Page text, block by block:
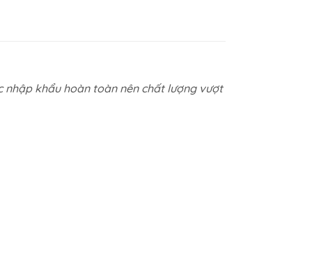
khẩu hoàn toàn nên chất lượng vượt